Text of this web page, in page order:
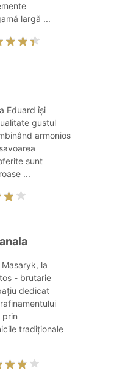
largă ...
Eduard își
gustul
armonios
sunt
...
la
- brutarie
dedicat
prin
tradiționale